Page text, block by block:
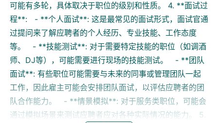
可能有多轮，具体取决于职位的级别和性质。 4. **面试过
程**: - **个人面试**: 这是最常见的面试形式，面试官通
过提问来了解应聘者的个人经历、专业技能、工作态度
等。 - **技能测试**: 对于需要特定技能的职位（如调酒
师、DJ等），可能需要进行现场的技能测试。 - **团队
面试**: 有些职位可能需要与未来的同事或管理团队一起
工作，因此雇主可能会安排团队面试，以评估应聘者的团
队合作能力。 - **情景模拟**: 对于服务类职位，可能会
通过模拟场景来测试应聘者应对各种实际情况的能力。 5.